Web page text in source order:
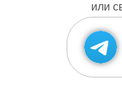
или